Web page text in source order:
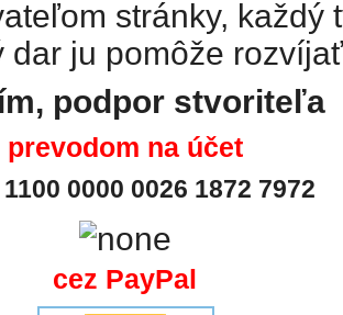
stránky, každý
dar ju pomôže
podpor stvoriteľa
prevodom na účet
0000 0026 1872 7972
cez PayPal